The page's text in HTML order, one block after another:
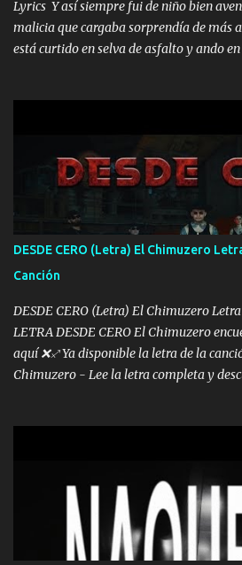
Lyrics Y así siempre fui de niño bien
malicia que cargaba sorprendía de más
está curtido en selva de asfalto y ando en
pa más pues hay charola les voy a dar
otra Música Surcando bien mi camino
los lados aquel que no corre vuela no se
Ya pasé varias hazañas ya tienen rato
de este León los estatales no sé
también la nueve que cargo al lado doy
al traicionero damos pa abajo Y No me
pues hay charola les voy a dar hasta
DESDE CERO (Letra) El Chimuzero
Canción
DESDE CERO (Letra) El Chimuzero
LETRA DESDE CERO El Chimuzero
aquí ❌♐ Ya disponible la letra de la
Chimuzero - Lee la letra completa y
❌ www.elnorteduro.com ❌ Yo No limito
Uno pues Hallamos Modos , Si me caigo
Error Y me sacudo El Lodo ❌
No me falta Pero Tampoco me Estorba ,